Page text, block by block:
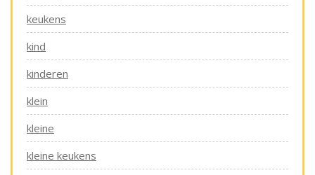
keukens
kind
kinderen
klein
kleine
kleine keukens